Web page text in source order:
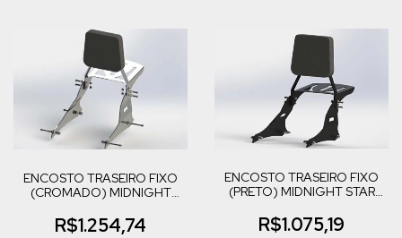
ENCOSTO TRASEIRO FIXO
(CROMADO) MIDNIGHT
R$1.254,74
ENCOSTO TRASEIRO FIXO
(PRETO) MIDNIGHT STAR
R$1.075,19